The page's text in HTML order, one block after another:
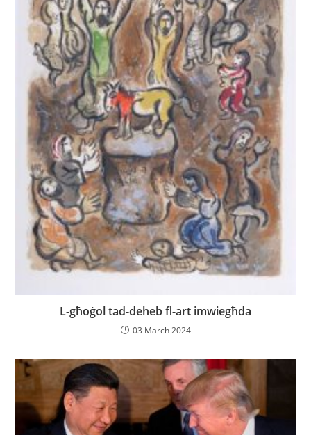
L-għoġol tad-deheb fl-art imwiegħda
03 March 2024